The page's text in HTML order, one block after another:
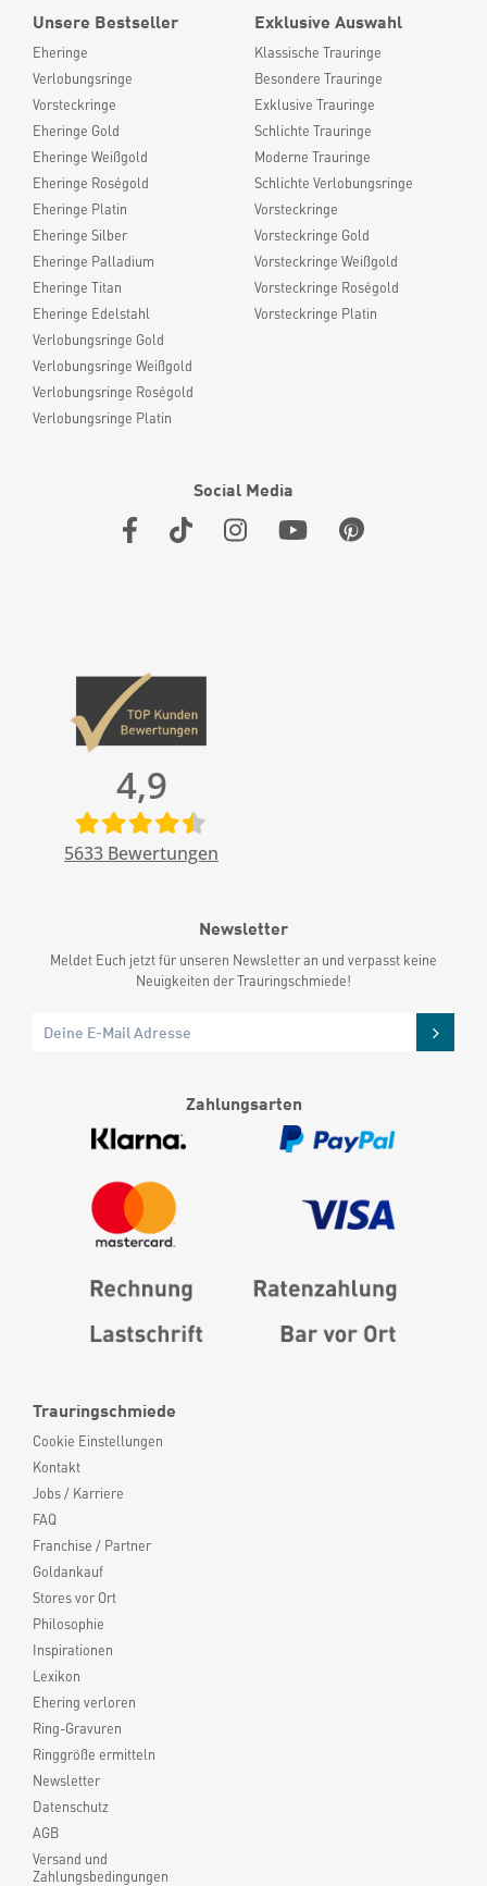
Unsere Bestseller
Eheringe
Verlobungsringe
Vorsteckringe
Eheringe Gold
Eheringe Weißgold
Eheringe Roségold
Eheringe Platin
Eheringe Silber
Eheringe Palladium
Eheringe Titan
Eheringe Edelstahl
Verlobungsringe Gold
Verlobungsringe Weißgold
Verlobungsringe Roségold
Verlobungsringe Platin
Exklusive Auswahl
Klassische Trauringe
Besondere Trauringe
Exklusive Trauringe
Schlichte Trauringe
Moderne Trauringe
Schlichte Verlobungsringe
Vorsteckringe
Vorsteckringe Gold
Vorsteckringe Weißgold
Vorsteckringe Roségold
Vorsteckringe Platin
Trauringschmiede
Cookie Einstellungen
Kontakt
Jobs / Karriere
FAQ
Franchise / Partner
Goldankauf
Stores vor Ort
Philosophie
Inspirationen
Lexikon
Ehering verloren
Ring-Gravuren
Ringgröße ermitteln
Newsletter
Datenschutz
AGB
Versand und
Zahlungsbedingungen
Social Media
4,9
5633 Bewertungen
Newsletter
Meldet Euch jetzt für unseren Newsletter an und verpasst keine
Neuigkeiten der Trauringschmiede!
Zahlungsarten